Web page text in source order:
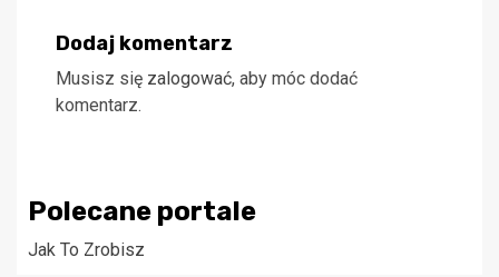
Dodaj komentarz
Musisz się zalogować, aby móc dodać
komentarz.
Polecane portale
Jak To Zrobisz